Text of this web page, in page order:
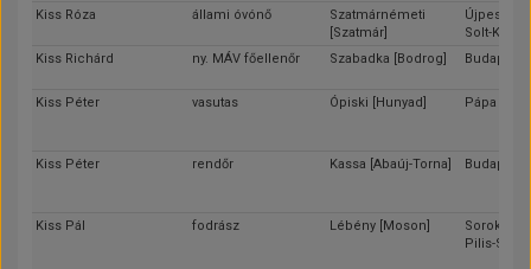
Kiss Róza állami óvónő
Szatmárnémeti
[Szatmár]
Újpest
Solt-
Kiss Richárd
ny. MÁV főellenőr Szabadka [Bodrog] Budapest
Kiss Péter vasutas Ópiski [Hunyad] Pápa
Kiss Péter rendőr Kassa [Abaúj-Torna] Budapest
Kiss Pál fodrász Lébény [Moson]
Soroksár
Pilis-Solt-